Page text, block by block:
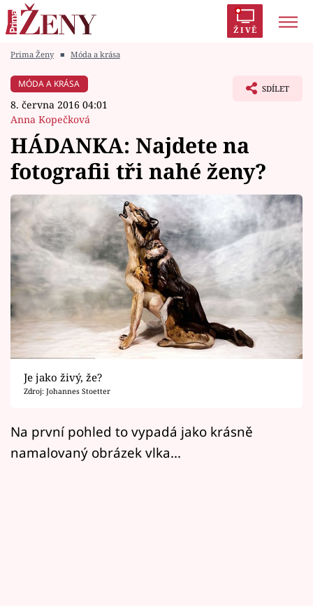
ŽIVĚ
Módní alarm
Témata
Celebrity
Vztahy
Seriály
Horoskopy
Sledujte prima+
Filmový festival Karlovy Vary
Mámy sobě
Prima Ženy ■ Móda a krása
MÓDA A KRÁSA
8. června 2016 04:01
Anna Kopečková
SDÍLET
HÁDANKA: Najdete na
fotografii tři nahé ženy?
Je jako živý, že?
Zdroj: Johannes Stoetter
Na první pohled to vypadá jako krásně
namalovaný obrázek vlka...